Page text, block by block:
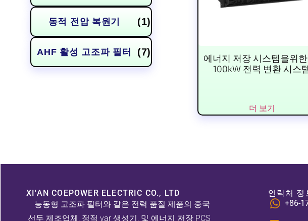
동적 전압 복원기 (1)
AHF 활성 고조파 필터 (7)
에너지 저장 시스템을위한
100kW 전력 변환 시스
더 보기
XI'AN COEPOWER ELECTRIC CO., LTD
능동형 고조파 필터와 같은 전력 품질 제품의 중국
선두 제조업체, 정적 var 생성기, 및 에너지 저장 PCS
연락처 정
+86-